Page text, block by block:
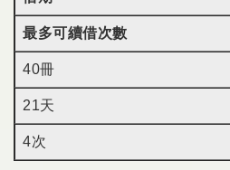
最多可續借次數
40冊
21天
4次